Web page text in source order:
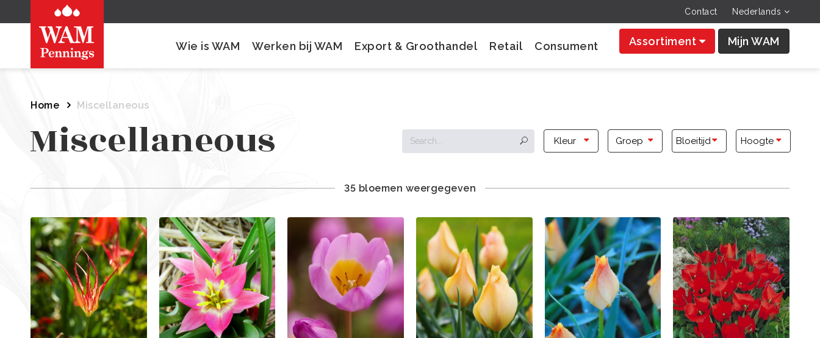
Contact Nederlands
Wie is WAM Werken bij WAM Export & Groothandel Retail Consument Assortiment Mijn WAM
Home Miscellaneous
Miscellaneous Kleur Groep Bloeitijd Hoogte
35 bloemen weergegeven